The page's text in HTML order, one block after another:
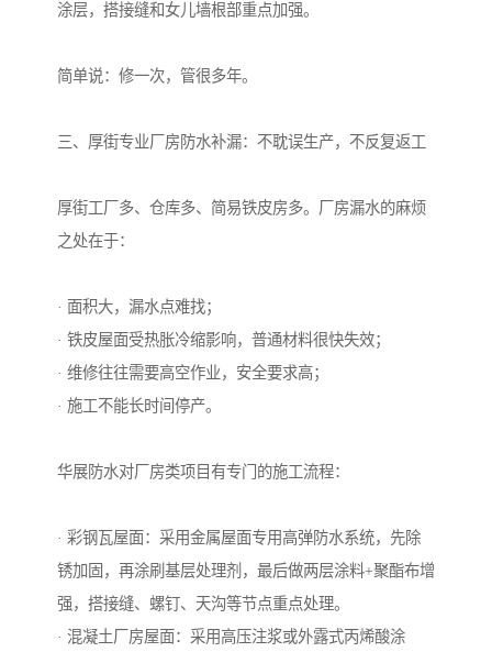
涂层，搭接缝和女儿墙根部重点加强。
简单说：修一次，管很多年。
三、厚街专业厂房防水补漏：不耽误生产，不反复返工
厚街工厂多、仓库多、简易铁皮房多。厂房漏水的麻烦
之处在于：
· 面积大，漏水点难找；
· 铁皮屋面受热胀冷缩影响，普通材料很快失效；
· 维修往往需要高空作业，安全要求高；
· 施工不能长时间停产。
华展防水对厂房类项目有专门的施工流程：
· 彩钢瓦屋面：采用金属屋面专用高弹防水系统，先除
锈加固，再涂刷基层处理剂，最后做两层涂料+聚酯布增
强，搭接缝、螺钉、天沟等节点重点处理。
· 混凝土厂房屋面：采用高压注浆或外露式丙烯酸涂